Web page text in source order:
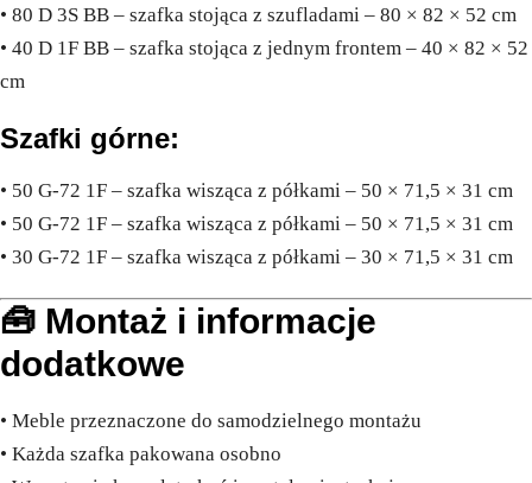
• 80 D 3S BB – szafka stojąca z szufladami – 80 × 82 × 52 cm
• 40 D 1F BB – szafka stojąca z jednym frontem – 40 × 82 × 52
cm
Szafki górne:
• 50 G-72 1F – szafka wisząca z półkami – 50 × 71,5 × 31 cm
• 50 G-72 1F – szafka wisząca z półkami – 50 × 71,5 × 31 cm
• 30 G-72 1F – szafka wisząca z półkami – 30 × 71,5 × 31 cm
🧰 Montaż i informacje
dodatkowe
• Meble przeznaczone do samodzielnego montażu
• Każda szafka pakowana osobno